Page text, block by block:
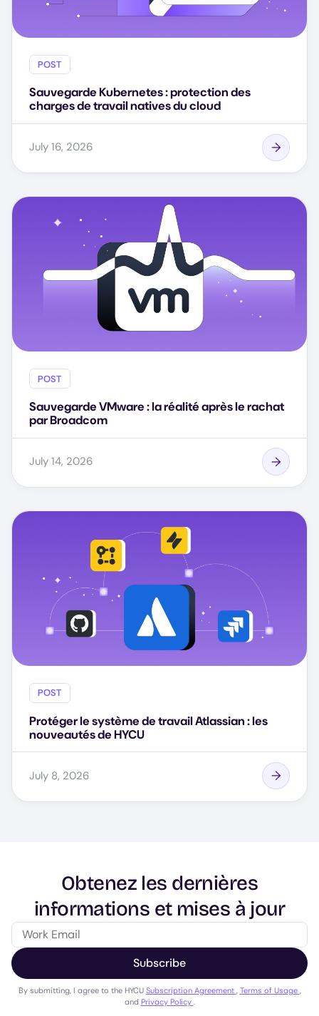
POST
Sauvegarde Kubernetes : protection des
charges de travail natives du cloud
July 16, 2026
POST
Sauvegarde VMware : la réalité après le rachat
par Broadcom
July 14, 2026
POST
Protéger le système de travail Atlassian : les
nouveautés de HYCU
July 8, 2026
Obtenez les dernières
informations et mises à jour
Subscribe
By submitting, I agree to the HYCU Subscription Agreement Terms of Usage
and Privacy Policy